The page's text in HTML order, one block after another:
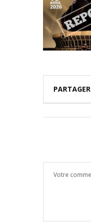
PARTAGER